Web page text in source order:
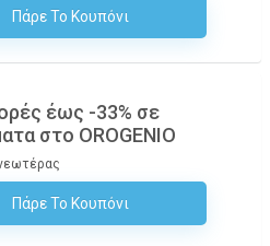
Πάρε Το Κουπόνι
έως -33% σε
στο OROGENIO
Πάρε Το Κουπόνι